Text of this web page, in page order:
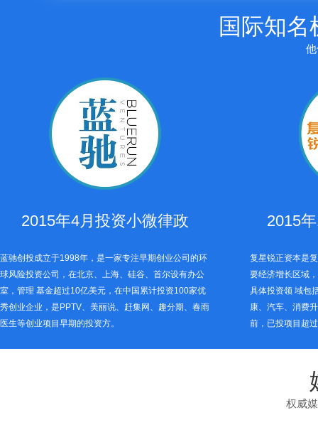
国际知
2015年4月投资小微律政
蓝驰创投成立于1998年，是一家专注早期创业公司的环
球风险投资公司，在北京、上海、硅谷、首尔设有办公
室，管理 基金超过10亿美元，在中国累计投资100家优
秀创业企业，是PPTV、美丽说、赶集网、趣分期、春雨
医生等创业项目早期的投资方。
2015
复星锐正资本是
要经济增长区域
具体投资领 域包
康、汽车、消费
前，已投项目超
权威